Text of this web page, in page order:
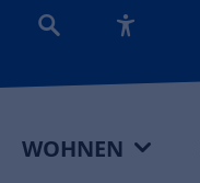
WOHNEN